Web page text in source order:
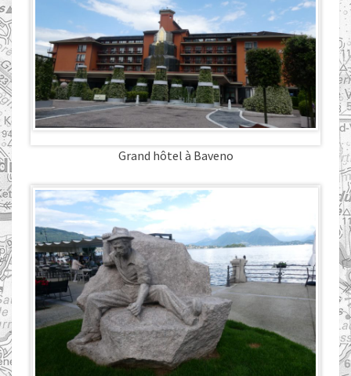
Grand hôtel à Baveno